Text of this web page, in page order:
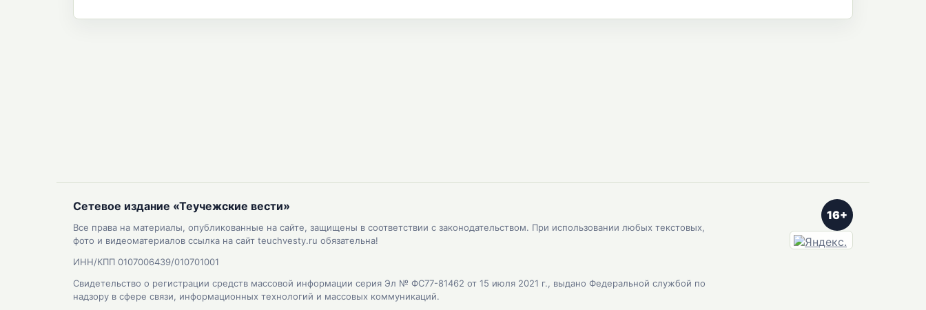
Сетевое издание «Теучежские вести»
Все права на материалы, опубликованные на сайте, защищены в соответствии с законодательством. При использовании любых текстовых,
фото и видеоматериалов ссылка на сайт teuchvesty.ru обязательна!
ИНН/КПП 0107006439/010701001
Свидетельство о регистрации средств массовой информации серия Эл № ФС77-81462 от 15 июля 2021 г., выдано Федеральной службой по
надзору в сфере связи, информационных технологий и массовых коммуникаций.
16+